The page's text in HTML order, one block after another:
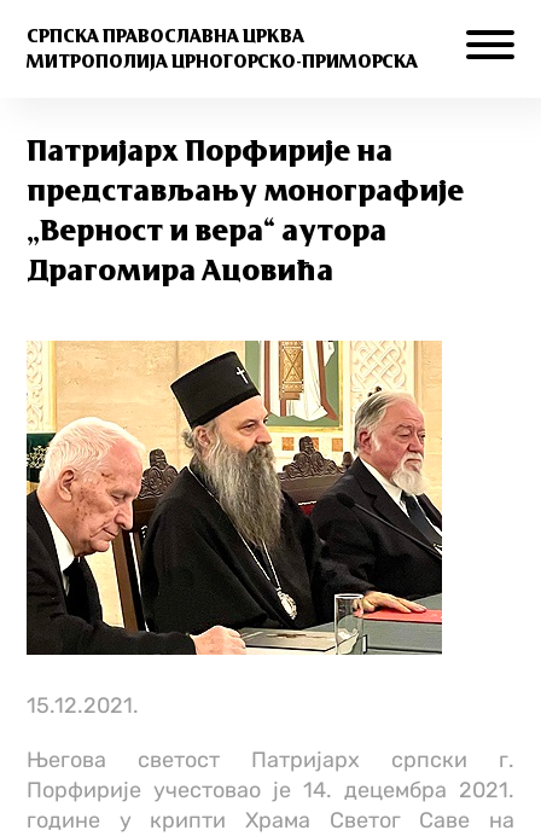
СРПСКА ПРАВОСЛАВНА ЦРКВА
МИТРОПОЛИЈА ЦРНОГОРСКО-ПРИМОРСКА
Патријарх Порфирије на
представљању монографије
„Верност и вера“ аутора
Драгомира Ацовића
15.12.2021.
Његова светост Патријарх српски г.
Порфирије учестовао је 14. децембра 2021.
године у крипти Храма Светог Саве на